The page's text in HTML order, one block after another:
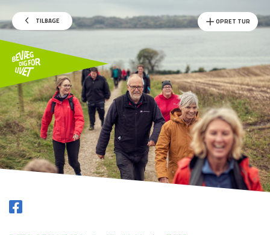
TILBAGE OPRET TUR